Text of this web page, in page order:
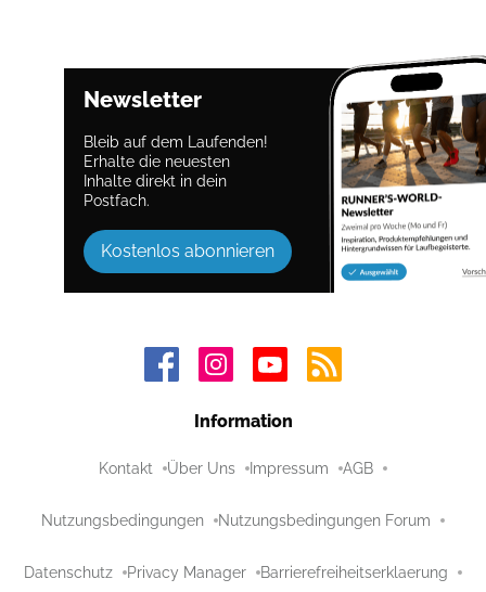
Newsletter
Bleib auf dem Laufenden!
Erhalte die neuesten
Inhalte direkt in dein
Postfach.
Kostenlos abonnieren
Information
Kontakt Über Uns Impressum AGB
Nutzungsbedingungen Nutzungsbedingungen Forum
Datenschutz Privacy Manager Barrierefreiheitserklaerung